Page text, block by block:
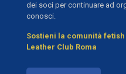
dei soci per continuare ad
conosci.
Sostieni la comunità
Leather Club Roma